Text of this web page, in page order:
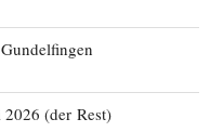
(der Rest)